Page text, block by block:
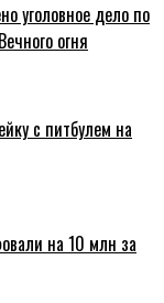
уголовное дело по
огня
с питбулем на
на 10 млн за